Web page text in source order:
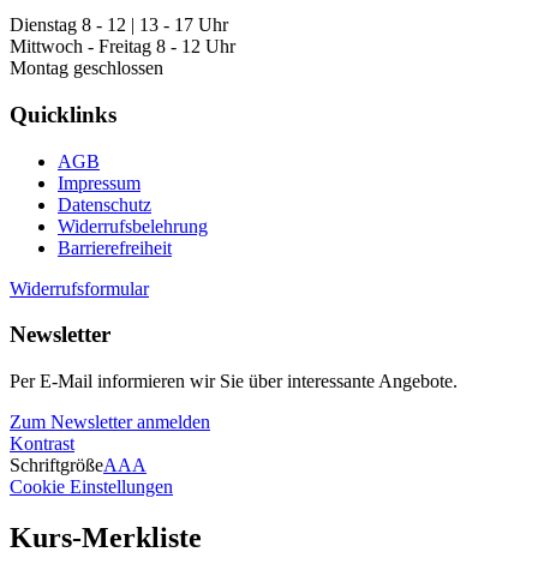
Dienstag 8 - 12 | 13 - 17 Uhr
Mittwoch - Freitag 8 - 12 Uhr
Montag geschlossen
Quicklinks
AGB
Impressum
Datenschutz
Widerrufsbelehrung
Barrierefreiheit
Widerrufsformular
Newsletter
Per E-Mail informieren wir Sie über interessante Angebote.
Zum Newsletter anmelden
Kontrast
SchriftgrößeAAA
Cookie Einstellungen
Kurs-Merkliste